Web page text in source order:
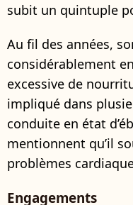
subit un quintuple
Au fil des années,
considérablement
excessive de
impliqué dans
conduite en état
mentionnent qu’il
problèmes
Engagements